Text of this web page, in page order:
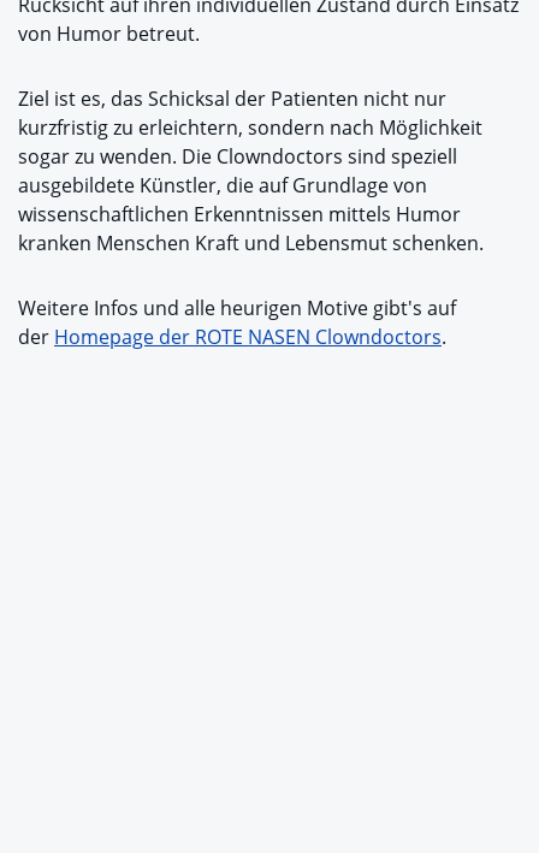
von Humor betreut.
Ziel ist es, das Schicksal der Patienten nicht nur
kurzfristig zu erleichtern, sondern nach Möglichkeit
sogar zu wenden. Die Clowndoctors sind speziell
ausgebildete Künstler, die auf Grundlage von
wissenschaftlichen Erkenntnissen mittels Humor
kranken Menschen Kraft und Lebensmut schenken.
Weitere Infos und alle heurigen Motive gibt's auf
der Homepage der ROTE NASEN Clowndoctors.